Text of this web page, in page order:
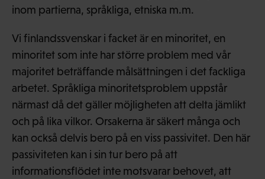
inom partierna, språkliga, etniska m.m.
Vi finlandssvenskar i facket är en minoritet, en
minoritet som inte har större problem med vår
majoritet beträffande målsättningen i det fackliga
arbetet. Språkliga minoritetsproblem uppstår
närmast då det gäller möjligheten att delta jämlikt
och på lika vilkor. Orsakerna är säkert många och
kan också delvis bero på en viss passivitet. Den här
passiviteten kan i sin tur bero på att
informationsflödet inte motsvarar behovet, att